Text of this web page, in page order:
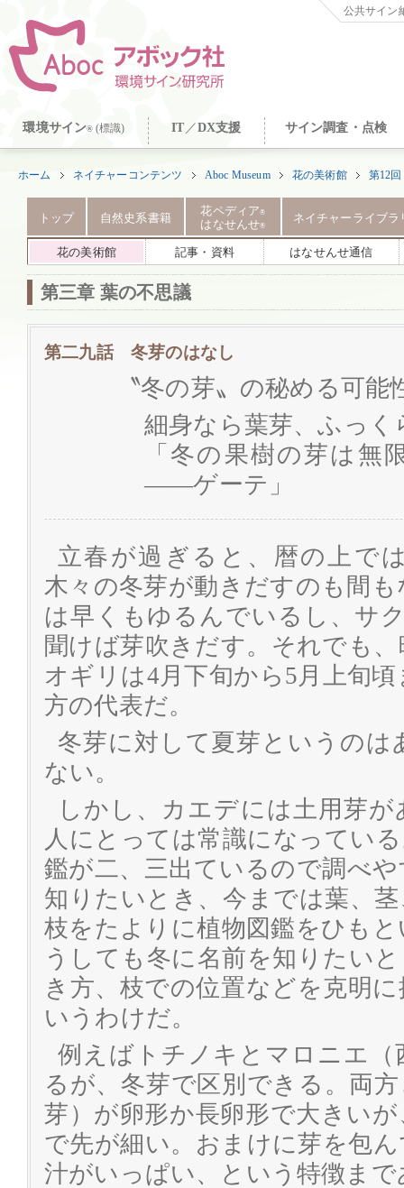
公共サイン
環境サイン® (標識) IT ／DX支援 サイン調査・点検
ホーム ネイチャーコンテンツ Aboc Museum 花の美術館 第12
トップ 自然史系書籍
花ペディア®
はなせんせ®
ネイチャーライブラ
花の美術館 記事・資料 はなせんせ通信
第三章 葉の不思議
第二九話 冬芽のはなし
〝冬の芽〟の秘める可能
細身なら葉芽、ふっ
「冬の果樹の芽は無
――ゲーテ」
立春が過ぎると、暦の上で
木々の冬芽が動きだすのも間
は早くもゆるんでいるし、サ
聞けば芽吹きだす。それでも
オギリは4月下旬から5月上旬
方の代表だ。
冬芽に対して夏芽というの
ない。
しかし、カエデには土用芽
人にとっては常識になってい
鑑が二、三出ているので調べ
知りたいとき、今までは葉、
枝をたよりに植物図鑑をひも
うしても冬に名前を知りたい
き方、枝での位置などを克明
いうわけだ。
例えばトチノキとマロニエ
るが、冬芽で区別できる。両
芽）が卵形か長卵形で大きい
で先が細い。おまけに芽を包
汁がいっぱい、という特徴まで